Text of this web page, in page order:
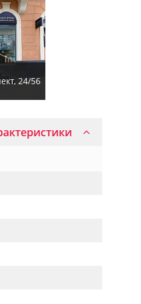
24/56